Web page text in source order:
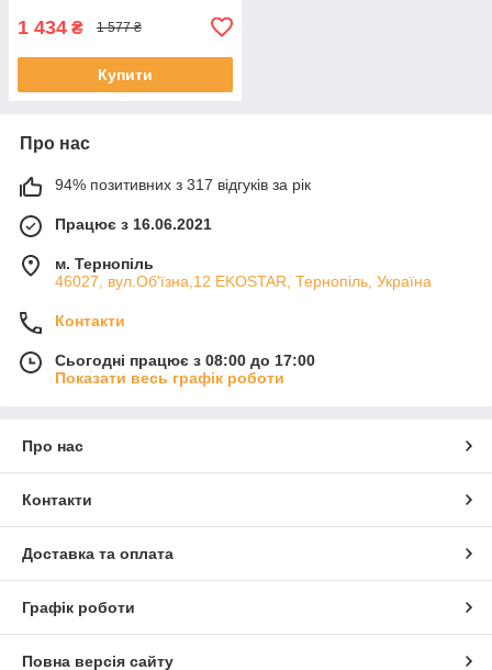
1 434 ₴ 1 577 ₴
Купити
Про нас
94% позитивних з 317 відгуків за рік
Працює з 16.06.2021
м. Тернопіль
46027, вул.Об'їзна,12 EKOSTAR, Тернопіль, Україна
Контакти
Сьогодні працює з 08:00 до 17:00
Показати весь графік роботи
Про нас
Контакти
Доставка та оплата
Графік роботи
Повна версія сайту